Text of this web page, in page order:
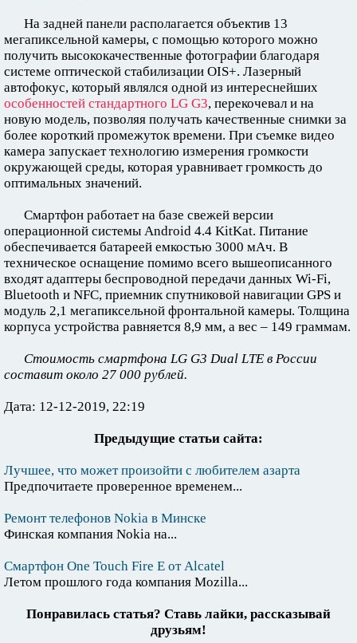
На задней панели располагается объектив 13
мегапиксельной камеры, с помощью которого можно
получить высококачественные фотографии благодаря
системе оптической стабилизации OIS+. Лазерный
автофокус, который являлся одной из интереснейших
особенностей стандартного LG G3, перекочевал и на
новую модель, позволяя получать качественные снимки за
более короткий промежуток времени. При съемке видео
камера запускает технологию измерения громкости
окружающей среды, которая уравнивает громкость до
оптимальных значений.
Смартфон работает на базе свежей версии
операционной системы Android 4.4 KitKat. Питание
обеспечивается батареей емкостью 3000 мАч. В
техническое оснащение помимо всего вышеописанного
входят адаптеры беспроводной передачи данных Wi-Fi,
Bluetooth и NFC, приемник спутниковой навигации GPS и
модуль 2,1 мегапиксельной фронтальной камеры. Толщина
корпуса устройства равняется 8,9 мм, а вес – 149 граммам.
Стоимость смартфона LG G3 Dual LTE в России
составит около 27 000 рублей.
Дата: 12-12-2019, 22:19
Предыдущие статьи сайта:
Лучшее, что может произойти с любителем азарта
Предпочитаете проверенное временем...
Ремонт телефонов Nokia в Минске
Финская компания Nokia на...
Смартфон One Touch Fire E от Alcatel
Летом прошлого года компания Mozilla...
Понравилась статья? Ставь лайки, рассказывай
друзьям!